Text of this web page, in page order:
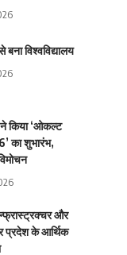
विश्वविद्यालय
ने किया ‘ओकल्ट
का शुभारंभ,
और
प्रदेश के आर्थिक